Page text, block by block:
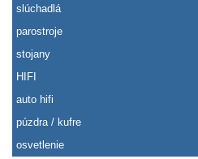
slúchadlá
parostroje
stojany
HIFI
auto hifi
púzdra / kufre
osvetlenie